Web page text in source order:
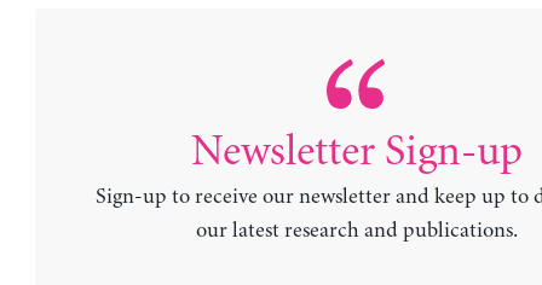
Newsletter Sign-up
Sign-up to receive our newsletter and keep up to
our latest research and publications.